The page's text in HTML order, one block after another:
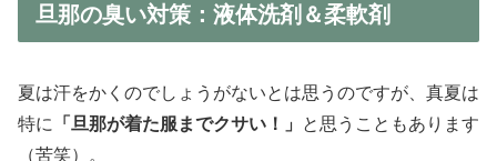
旦那の臭い対策：液体洗剤＆柔軟剤
夏は汗をかくのでしょうがないとは思うのですが、真夏は
特に
「旦那が着た服までクサい！」
と思うこともあります
（苦笑）。